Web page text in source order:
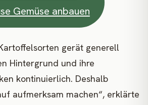
Gemüse anbauen
gerät generell
Hintergrund und ihre
kontinuierlich. Deshalb
aufmerksam machen“, erklärte